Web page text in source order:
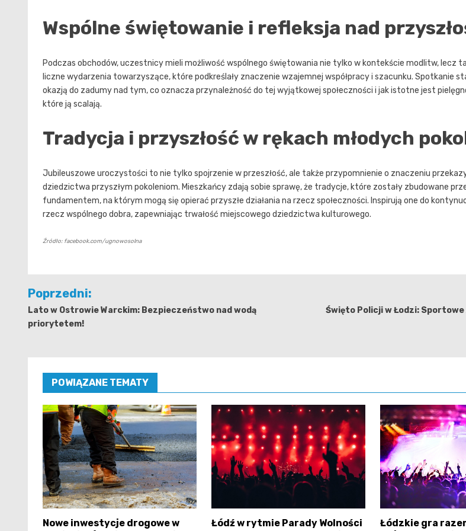
Wspólne świętowanie i refleksja nad
Podczas obchodów, uczestnicy mieli możliwość wspólnego świętowania nie tylko w kontekście modlitw, lecz
liczne wydarzenia towarzyszące, które podkreślały znaczenie wzajemnej współpracy i szacunku. Spotkanie
okazją do zadumy nad tym, co oznacza przynależność do tej wyjątkowej społeczności i jak istotne jest
które ją scalają.
Tradycja i przyszłość w rękach młodych
Jubileuszowe uroczystości to nie tylko spojrzenie w przeszłość, ale także przypomnienie o znaczeniu
dziedzictwa przyszłym pokoleniom. Mieszkańcy zdają sobie sprawę, że tradycje, które zostały zbudowane
fundamentem, na którym mogą się opierać przyszłe działania na rzecz społeczności. Inspirują one do
rzecz wspólnego dobra, zapewniając trwałość miejscowego dziedzictwa kulturowego.
Źródło: facebook.com/ugnowosolna
Nawigacja
wpisu
Poprzedni:
Lato w Ostrowie Warckim: Bezpieczeństwo nad wodą
priorytetem!
Święto Policji w Łodzi:
POWIĄZANE TEMATY
Nowe inwestycje drogowe w
Łódź w rytmie Parady Wolności
Łódzkie gra